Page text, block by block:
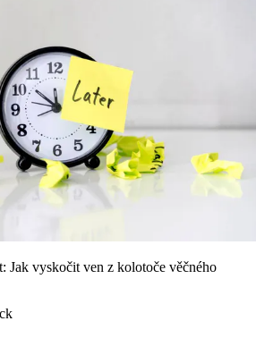
Jak vyskočit ven z kolotoče věčného